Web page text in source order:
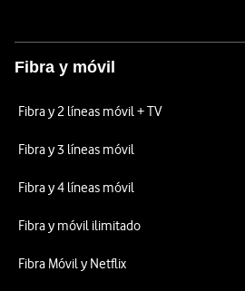
Fibra y móvil
Fibra y 2 líneas móvil + TV
Fibra y 3 líneas móvil
Fibra y 4 líneas móvil
Fibra y móvil ilimitado
Fibra Móvil y Netflix